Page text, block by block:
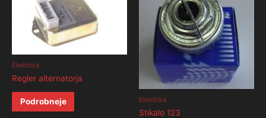
Elektrika
Regler alternatorja
Podrobneje Elektrika
Stikalo 123